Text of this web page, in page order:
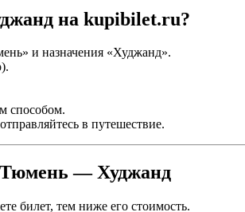
на kupibilet.ru?
и назначения «Худжанд».
способом.
в путешествие.
Тюмень — Худжанд
билет, тем ниже его стоимость.